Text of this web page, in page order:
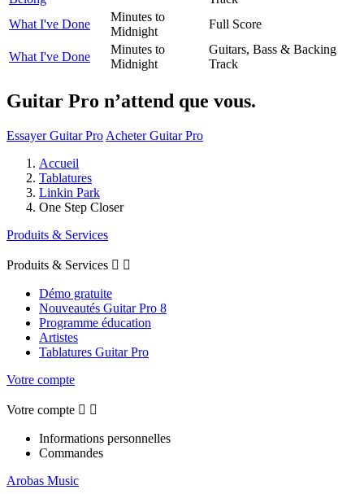
What I've Done
Minutes to
Midnight
Full Score
What I've Done
Minutes to
Midnight
Guitars, Bass & Backing
Track
Guitar Pro n’attend que vous.
Essayer Guitar Pro Acheter Guitar Pro
Accueil
Tablatures
Linkin Park
One Step Closer
Produits & Services
Produits & Services  
Démo gratuite
Nouveautés Guitar Pro 8
Programme éducation
Artistes
Tablatures Guitar Pro
Votre compte
Votre compte  
Informations personnelles
Commandes
Arobas Music